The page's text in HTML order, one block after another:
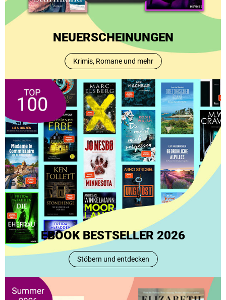
NEUERSCHEINUNGEN
Krimis, Romane und mehr
EBOOK BESTSELLER 2026
Stöbern und entdecken